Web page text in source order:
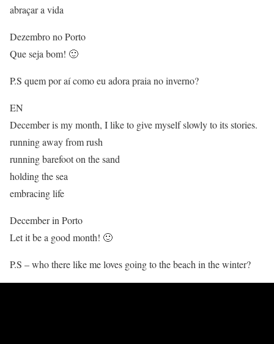
abraçar a vida
Dezembro no Porto
Que seja bom! 🙂
P.S quem por aí como eu adora praia no inverno?
EN
December is my month, I like to give myself slowly to its stories.
running away from rush
running barefoot on the sand
holding the sea
embracing life
December in Porto
Let it be a good month! 🙂
P.S – who there like me loves going to the beach in the winter?